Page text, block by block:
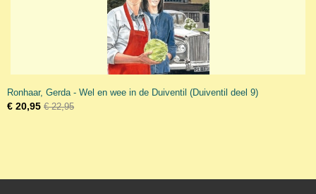
Ronhaar, Gerda - Wel en wee in de Duiventil (Duiventil deel 9)
€ 20,95 € 22,95